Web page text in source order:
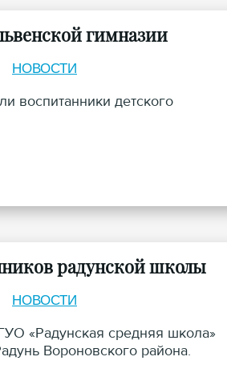
гимназии
НОВОСТИ
воспитанники детского
радунской школы
НОВОСТИ
«Радунская средняя школа»
Вороновского района.